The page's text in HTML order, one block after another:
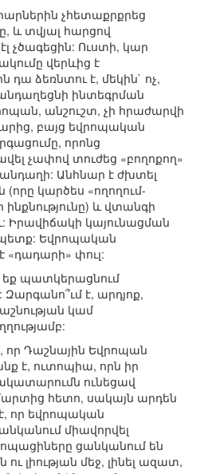
չհետաքրքրեց
և տվյալ հարցով
չծագեցին: Ուստի, կար
վերևից է
ձեռնտու է, մեկին` ոչ,
ինտեգրման
անշուշտ, չի հրաժարվի
բայց եվրոպական
որոնց
չափով տուժեց «բողոքող»
Անհնար է ժխտել
կարծես «ողողում-
և վտանգի
Իրավիճակի կայունացման
Եվրոպական
«դադարի» փուլ:
եք պատկերացնում
է, արդյոք,
կամ
որ Դաշնային Եվրոպան
է, ուտոպիա, որն իր
ունեցավ
հետո, սակայն արդեն
որ եվրոպական
միավորվել
ցանկանում են
լիության մեջ, լինել ազատ,